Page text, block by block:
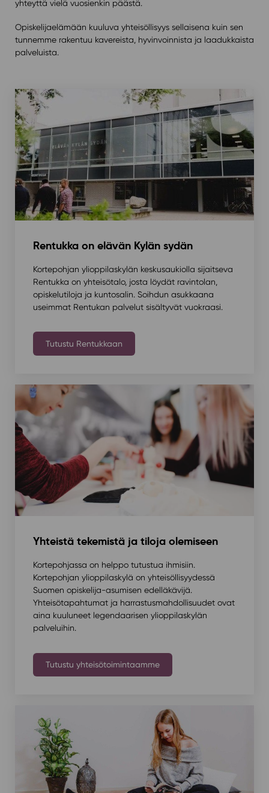
yhteyttä vielä vuosienkin päästä.
Opiskelijaelämään kuuluva yhteisöllisyys sellaisena kuin sen
tunnemme rakentuu kavereista, hyvinvoinnista ja laadukkaista
palveluista.
Rentukka on elävän Kylän sydän
Kortepohjan ylioppilaskylän keskusaukiolla sijaitseva
Rentukka on yhteisötalo, josta löydät ravintolan,
opiskelutiloja ja kuntosalin. Soihdun asukkaana
useimmat Rentukan palvelut sisältyvät vuokraasi.
Tutustu Rentukkaan
Yhteistä tekemistä ja tiloja olemiseen
Kortepohjassa on helppo tutustua ihmisiin.
Kortepohjan ylioppilaskylä on yhteisöllisyydessä
Suomen opiskelija-asumisen edelläkävijä.
Yhteisötapahtumat ja harrastusmahdollisuudet ovat
aina kuuluneet legendaarisen ylioppilaskylän
palveluihin.
Tutustu yhteisötoimintaamme